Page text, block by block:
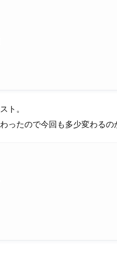
ト。
ったので今回も多少変わるの